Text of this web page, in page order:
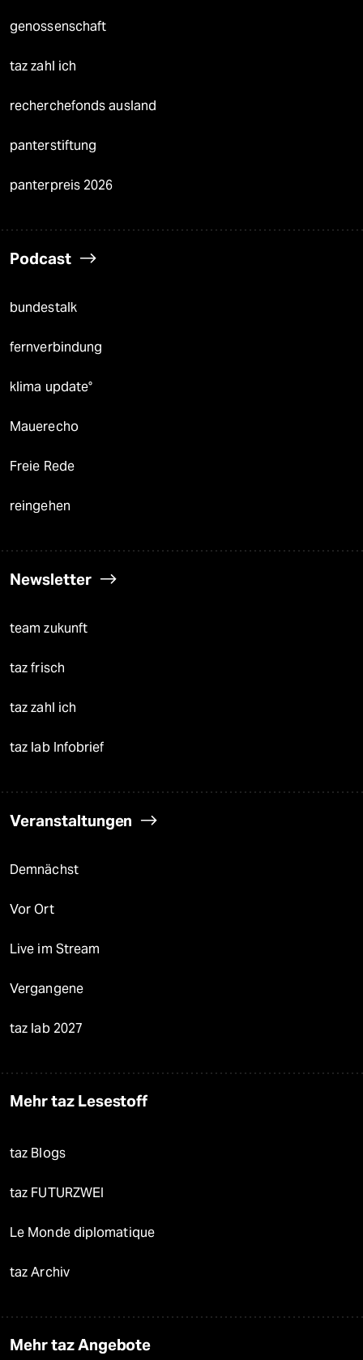
genossenschaft
taz zahl ich
recherchefonds ausland
panterstiftung
panterpreis 2026
Podcast
bundestalk
fernverbindung
klima update°
Mauerecho
Freie Rede
reingehen
Newsletter
team zukunft
taz frisch
taz zahl ich
taz lab Infobrief
Veranstaltungen
Demnächst
Vor Ort
Live im Stream
Vergangene
taz lab 2027
Mehr taz Lesestoff
taz Blogs
taz FUTURZWEI
Le Monde diplomatique
taz Archiv
Mehr taz Angebote